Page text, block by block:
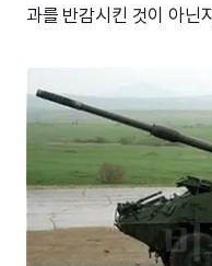
과를 반감시킨 것이 아닌